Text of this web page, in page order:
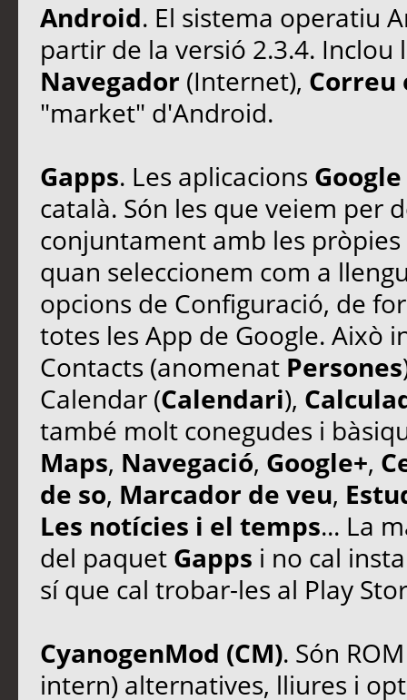
Android. El sistema operatiu
partir de la versió 2.3.4.
Navegador (Internet), Correu
"market" d'Android.
Gapps. Les aplicacions Google
català. Són les que veiem per
conjuntament amb les
quan seleccionem com a
opcions de Configuració, de
totes les App de Google. Això
Contacts (anomenat Persones
Calendar (Calendari),
també molt conegudes i
Maps, Navegació, Google+,
de so, Marcador de veu,
Les notícies i el temps... La
del paquet Gapps i no cal
sí que cal trobar-les al Play
CyanogenMod (CM). Són
intern) alternatives, lliures i